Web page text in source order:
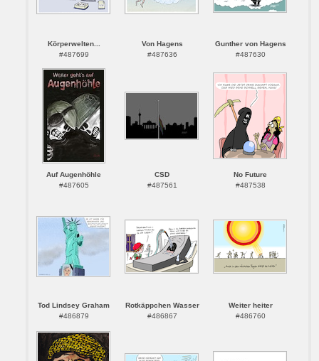
Körperwelten...
#487699
Von Hagens
#487636
Gunther von Hagens
#487630
Auf Augenhöhle
#487605
CSD
#487561
No Future
#487538
Tod Lindsey Graham
#486879
Rotkäppchen Wasser
#486867
Weiter heiter
#486760